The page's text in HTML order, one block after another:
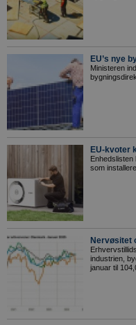
EU’s nye
Ministeren
EU-kvoter
Enhedslisten
som
Nervøsitet
industrien,
januar til